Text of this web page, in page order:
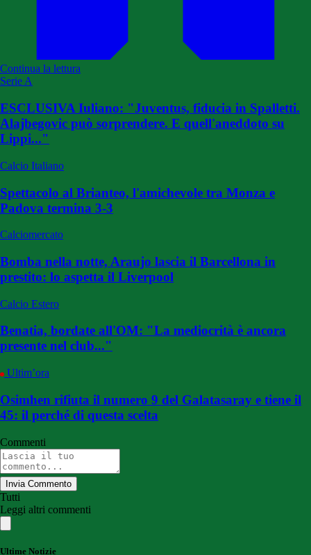
Continua la lettura
Serie A
ESCLUSIVA Iuliano: "Juventus, fiducia in Spalletti.
Alajbegovic può sorprendere. E quell'aneddoto su
Lippi..."
Calcio Italiano
Spettacolo al Brianteo, l'amichevole tra Monza e
Padova termina 3-3
Calciomercato
Bomba nella notte, Araujo lascia il Barcellona in
prestito: lo aspetta il Liverpool
Calcio Estero
Benatia, bordate all'OM: "La mediocrità è ancora
presente nel club..."
Ultim’ora
Osimhen rifiuta il numero 9 del Galatasaray e tiene il
45: il perché di questa scelta
Commenti
Invia Commento
Tutti
Leggi altri commenti
Ultime Notizie